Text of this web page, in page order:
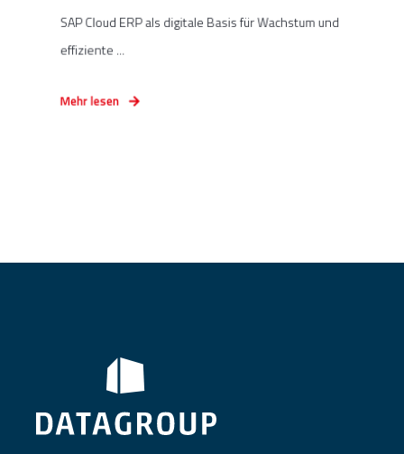
SAP Cloud ERP als digitale Basis für Wachstum und
effiziente ...
Mehr lesen